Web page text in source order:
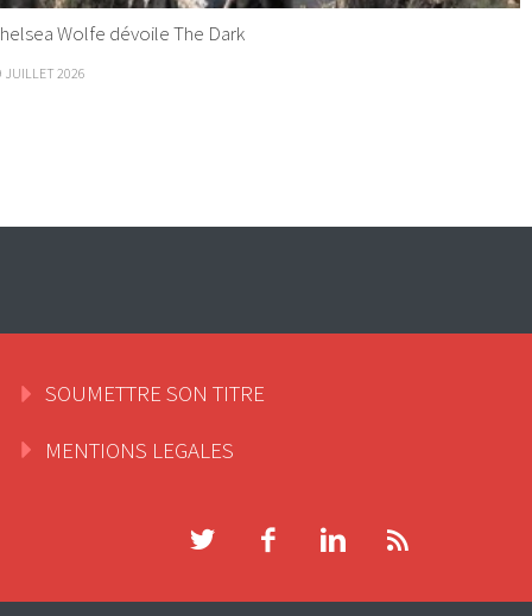
Wolfe dévoile The Dark
JUILLET 2026
SOUMETTRE SON TITRE
MENTIONS LEGALES